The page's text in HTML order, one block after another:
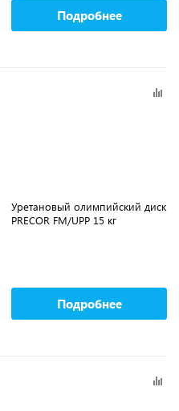
Подробнее
Уретановый олимпийский диск
PRECOR FM/UPP 15 кг
Подробнее